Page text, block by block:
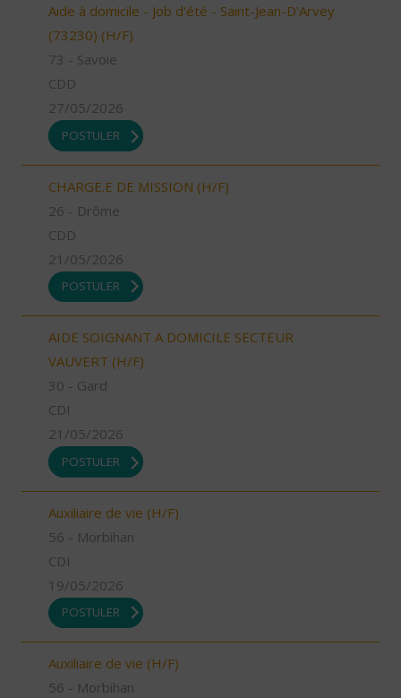
Aide à domicile - Job d'été - Saint-Jean-D'Arvey
(73230) (H/F)
73 - Savoie
CDD
27/05/2026
POSTULER
CHARGE.E DE MISSION (H/F)
26 - Drôme
CDD
21/05/2026
POSTULER
AIDE SOIGNANT A DOMICILE SECTEUR
VAUVERT (H/F)
30 - Gard
CDI
21/05/2026
POSTULER
Auxiliaire de vie (H/F)
56 - Morbihan
CDI
19/05/2026
POSTULER
Auxiliaire de vie (H/F)
56 - Morbihan